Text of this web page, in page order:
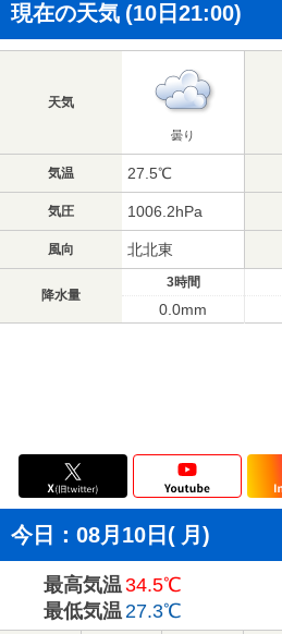
現在の天気 (10日21:00)
天気
曇り
気温 27.5℃
気圧 1006.2hPa
風向 北北東
降水量
3時間
0.0mm
今日：08月10日( 月 )
最高気温34.5℃
最低気温 27.3℃